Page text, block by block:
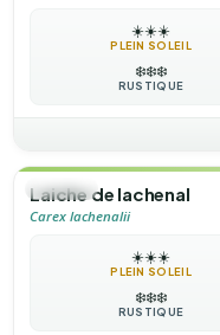
☀️☀️☀️
PLEIN SOLEIL
❄️❄️❄️
RUSTIQUE
🌿HERBE
Laiche de lachenal
Carex lachenalii
☀️☀️☀️
PLEIN SOLEIL
❄️❄️❄️
RUSTIQUE